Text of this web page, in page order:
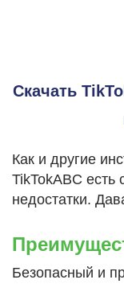
Скачать
Как и другие
TikTokABC есть
недостатки.
Безопасный и